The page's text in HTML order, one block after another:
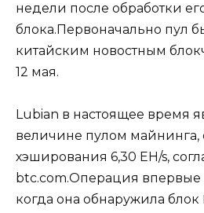
недели после обработки
блока.Первоначально пул
китайским новостным
12 мая.
Lubian в настоящее время
величине пулом майнинга,
хэширования 6,30 EH/s,
btc.com.Операция впервые
когда она обнаружила блок